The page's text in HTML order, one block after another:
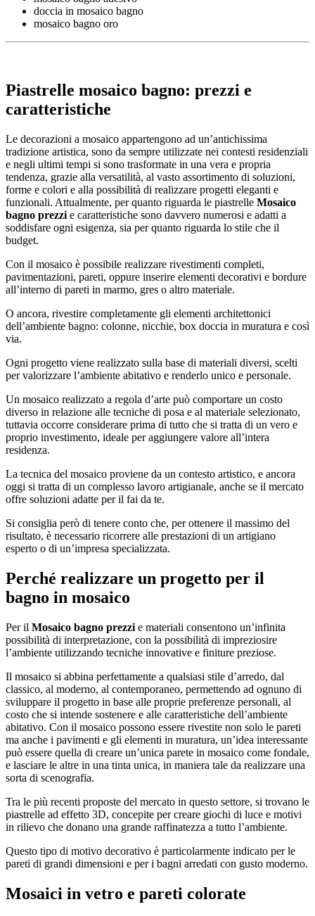
doccia in mosaico bagno
mosaico bagno oro
Piastrelle mosaico bagno: prezzi e
caratteristiche
Le decorazioni a mosaico appartengono ad un’antichissima
tradizione artistica, sono da sempre utilizzate nei contesti residenziali
e negli ultimi tempi si sono trasformate in una vera e propria
tendenza, grazie alla versatilità, al vasto assortimento di soluzioni,
forme e colori e alla possibilità di realizzare progetti eleganti e
funzionali. Attualmente, per quanto riguarda le piastrelle Mosaico
bagno prezzi e caratteristiche sono davvero numerosi e adatti a
soddisfare ogni esigenza, sia per quanto riguarda lo stile che il
budget.
Con il mosaico è possibile realizzare rivestimenti completi,
pavimentazioni, pareti, oppure inserire elementi decorativi e bordure
all’interno di pareti in marmo, gres o altro materiale.
O ancora, rivestire completamente gli elementi architettonici
dell’ambiente bagno: colonne, nicchie, box doccia in muratura e così
via.
Ogni progetto viene realizzato sulla base di materiali diversi, scelti
per valorizzare l’ambiente abitativo e renderlo unico e personale.
Un mosaico realizzato a regola d’arte può comportare un costo
diverso in relazione alle tecniche di posa e al materiale selezionato,
tuttavia occorre considerare prima di tutto che si tratta di un vero e
proprio investimento, ideale per aggiungere valore all’intera
residenza.
La tecnica del mosaico proviene da un contesto artistico, e ancora
oggi si tratta di un complesso lavoro artigianale, anche se il mercato
offre soluzioni adatte per il fai da te.
Si consiglia però di tenere conto che, per ottenere il massimo del
risultato, è necessario ricorrere alle prestazioni di un artigiano
esperto o di un’impresa specializzata.
Perché realizzare un progetto per il
bagno in mosaico
Per il Mosaico bagno prezzi e materiali consentono un’infinita
possibilità di interpretazione, con la possibilità di impreziosire
l’ambiente utilizzando tecniche innovative e finiture preziose.
Il mosaico si abbina perfettamente a qualsiasi stile d’arredo, dal
classico, al moderno, al contemporaneo, permettendo ad ognuno di
sviluppare il progetto in base alle proprie preferenze personali, al
costo che si intende sostenere e alle caratteristiche dell’ambiente
abitativo. Con il mosaico possono essere rivestite non solo le pareti
ma anche i pavimenti e gli elementi in muratura, un’idea interessante
può essere quella di creare un’unica parete in mosaico come fondale,
e lasciare le altre in una tinta unica, in maniera tale da realizzare una
sorta di scenografia.
Tra le più recenti proposte del mercato in questo settore, si trovano le
piastrelle ad effetto 3D, concepite per creare giochi di luce e motivi
in rilievo che donano una grande raffinatezza a tutto l’ambiente.
Questo tipo di motivo decorativo è particolarmente indicato per le
pareti di grandi dimensioni e per i bagni arredati con gusto moderno.
Mosaici in vetro e pareti colorate